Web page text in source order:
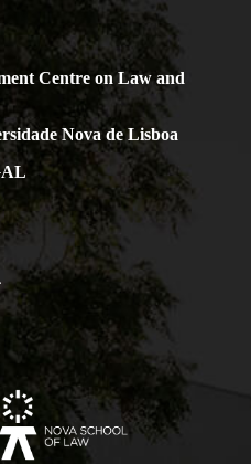
Centre on Law and
Nova de Lisboa